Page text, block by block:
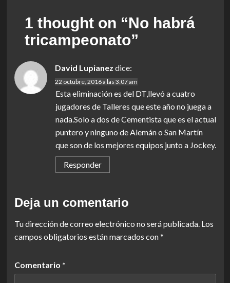
1 thought on “No habrá
tricampeonato”
David Lupianez dice:
22 octubre, 2016 a las 3:07 am
Esta eliminación es del DT,llevó a cuatro
jugadores de Talleres que este año no juega a
nada.Solo a dos de Cementista que es el actual
puntero y ninguno de Alemán o San Martín
que son de los mejores equipos junto a Jockey.
Responder
Deja un comentario
Tu dirección de correo electrónico no será publicada. Los
campos obligatorios están marcados con*
Comentario *